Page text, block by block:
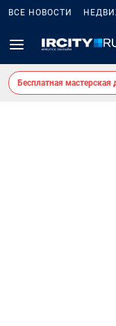
ВСЕ НОВОСТИ
Бесплатная